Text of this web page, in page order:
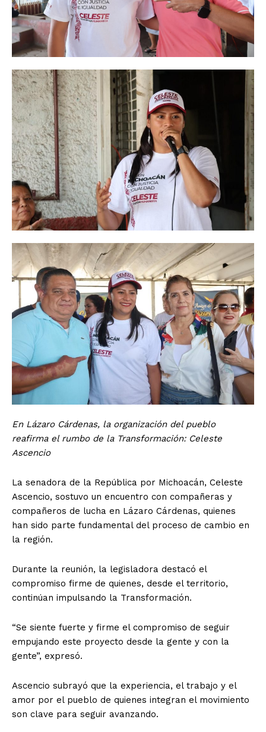
En Lázaro Cárdenas, la organización del pueblo
reafirma el rumbo de la Transformación: Celeste
Ascencio
La senadora de la República por Michoacán, Celeste
Ascencio, sostuvo un encuentro con compañeras y
compañeros de lucha en Lázaro Cárdenas, quienes
han sido parte fundamental del proceso de cambio en
la región.
Durante la reunión, la legisladora destacó el
compromiso firme de quienes, desde el territorio,
continúan impulsando la Transformación.
“Se siente fuerte y firme el compromiso de seguir
empujando este proyecto desde la gente y con la
gente”, expresó.
Ascencio subrayó que la experiencia, el trabajo y el
amor por el pueblo de quienes integran el movimiento
son clave para seguir avanzando.